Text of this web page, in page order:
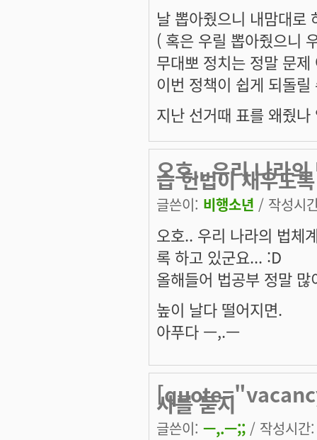
날 뽑아줬으니 내맘대로
( 혹은 우릴 뽑아줬으니
무대뽀 정치는 정말 문
이번 정책이 쉽게 되돌
지난 선거때 표를 왜줬
오호.. 우리 나라
습 헌법이 채우도록
글쓴이: 비행소년 / 작성시
오호.. 우리 나라의 법체
록 하고 있군요... :D
올해들어 법공부 정말
높이 날다 떨어지면.
아푸다 ㅡ,.ㅡ
사를 묻지
글쓴이: ㅡ,.ㅡ;; / 작성시